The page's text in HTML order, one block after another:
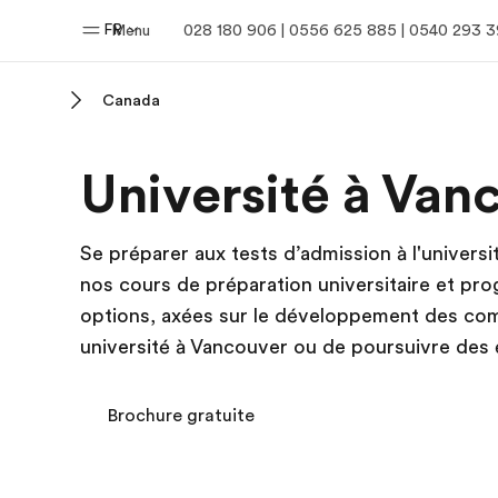
Menu
FR 028 180 906 | 0556 625 885 | 0540 293
Bienvenue chez EF Nos
Canada
Université à
Se préparer aux tests d’admission à
nos cours de préparation universitaire et
options, axées sur le développement des
université à Vancouver ou de poursuivre
Brochure gratuite